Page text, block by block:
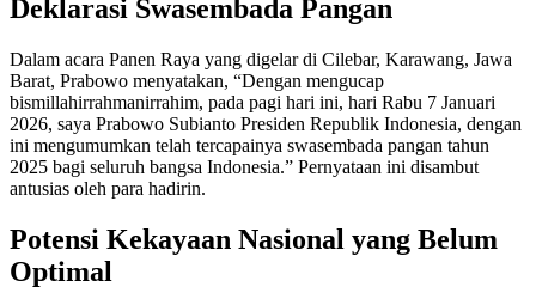
Deklarasi Swasembada Pangan
Dalam acara Panen Raya yang digelar di Cilebar, Karawang, Jawa
Barat, Prabowo menyatakan, “Dengan mengucap
bismillahirrahmanirrahim, pada pagi hari ini, hari Rabu 7 Januari
2026, saya Prabowo Subianto Presiden Republik Indonesia, dengan
ini mengumumkan telah tercapainya swasembada pangan tahun
2025 bagi seluruh bangsa Indonesia.” Pernyataan ini disambut
antusias oleh para hadirin.
Potensi Kekayaan Nasional yang Belum
Optimal